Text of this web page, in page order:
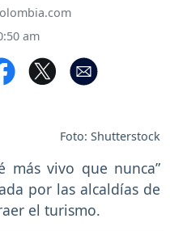
am
Foto: Shutterstock
más vivo que nunca”
por las alcaldías de
el turismo.